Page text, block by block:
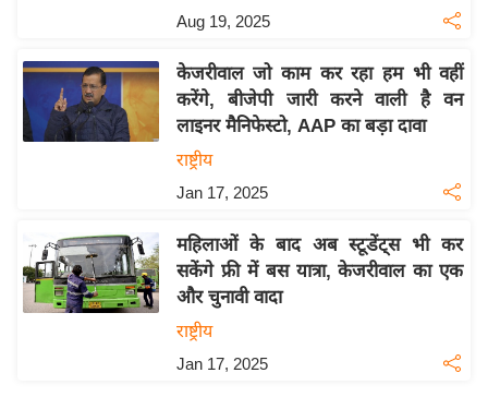
ल
श
ख्सि
ग
इं
डि
Aug 19, 2025
केजरीवाल जो काम कर रहा हम भी वहीं
करेंगे, बीजेपी जारी करने वाली है वन
लाइनर मैनिफेस्टो, AAP का बड़ा दावा
राष्ट्रीय
Jan 17, 2025
महिलाओं के बाद अब स्टूडेंट्स भी कर
सकेंगे फ्री में बस यात्रा, केजरीवाल का एक
और चुनावी वादा
राष्ट्रीय
Jan 17, 2025